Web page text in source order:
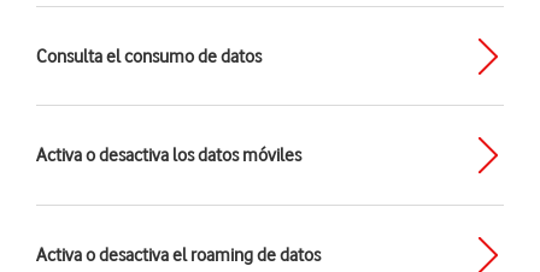
Consulta el consumo de datos
Activa o desactiva los datos móviles
Activa o desactiva el roaming de datos